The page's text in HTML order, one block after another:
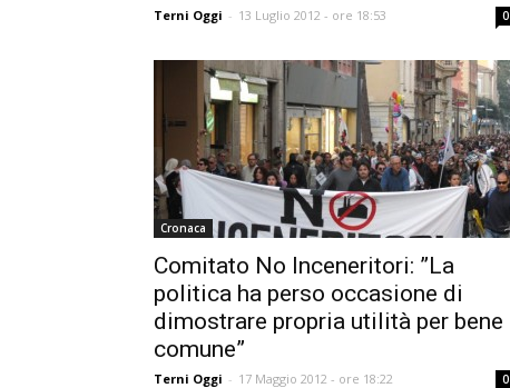
Terni Oggi - 13 Luglio 2012 - ore 18:53 0
Cronaca
Comitato No Inceneritori: ”La
politica ha perso occasione di
dimostrare propria utilità per bene
comune”
Terni Oggi - 17 Maggio 2012 - ore 18:22 0